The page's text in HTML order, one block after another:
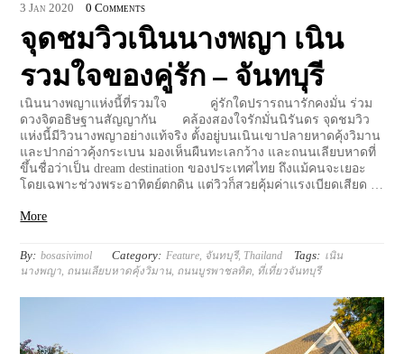
3 Jan 2020 0 Comments
จุดชมวิวเนินนางพญา เนิน
รวมใจของคู่รัก – จันทบุรี
เนินนางพญาแห่งนี้ที่รวมใจ คู่รักใดปรารถนารักคงมั่น ร่วม
ดวงจิตอธิษฐานสัญญากัน คล้องสองใจรักมั่นนิรันดร จุดชมวิว
แห่งนี้มีวิวนางพญาอย่างแท้จริง ตั้งอยู่บนเนินเขาปลายหาดคุ้งวิมาน
และปากอ่าวคุ้งกระเบน มองเห็นผืนทะเลกว้าง และถนนเลียบหาดที่
ขึ้นชื่อว่าเป็น dream destination ของประเทศไทย ถึงแม้คนจะเยอะ
โดยเฉพาะช่วงพระอาทิตย์ตกดิน แต่วิวก็สวยคุ้มค่าแรงเบียดเสียด …
More
By: bosasivimol Category: Feature จันทบุรี, Thailand Tags: เนิน
นางพญา ถนนเลียบหาดคุ้งวิมาน ถนนบูรพาชลทิต ที่เที่ยวจันทบุรี